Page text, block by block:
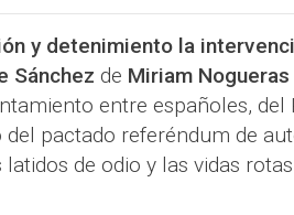
y detenimiento la
Sánchez de Miriam Nogueras
entre españoles,
pactado referéndum de
de odio y las vidas